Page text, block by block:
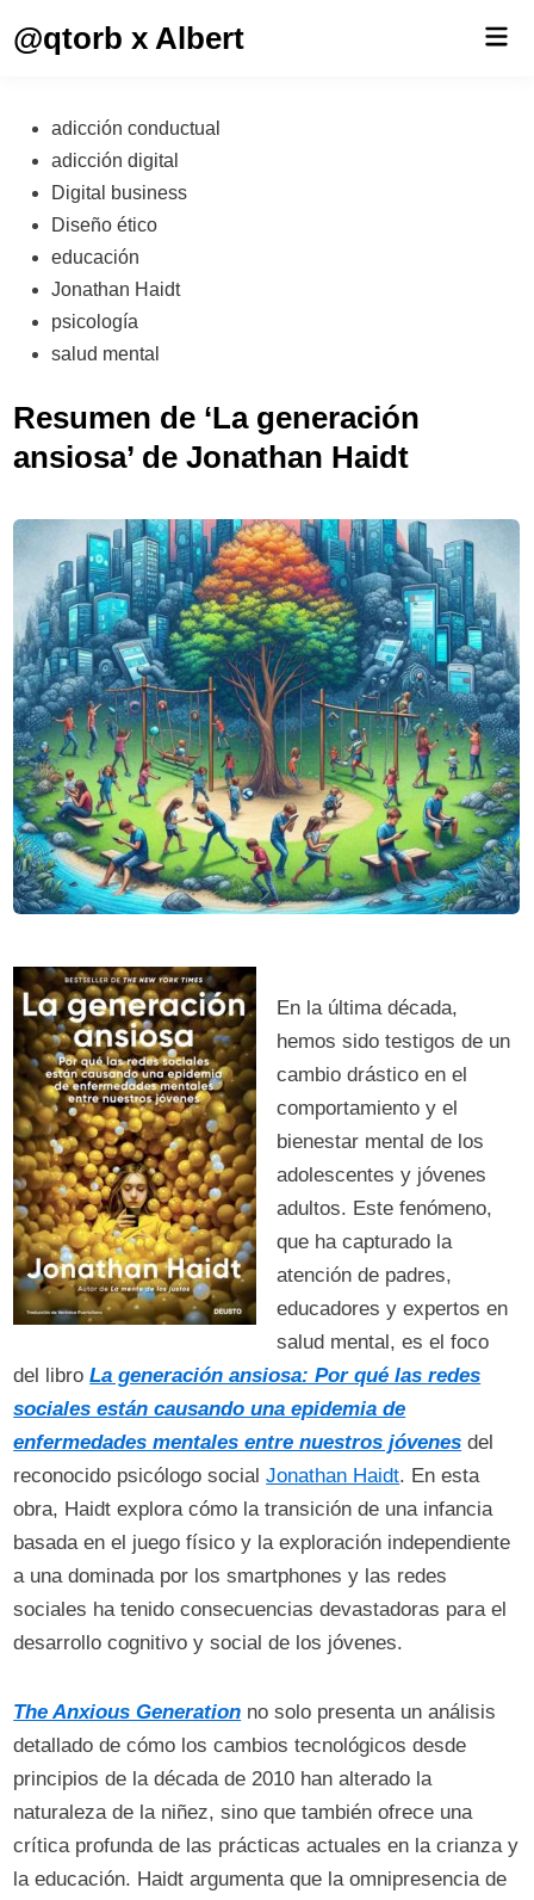
@qtorb x Albert
Publicado
en
adicción conductual
adicción digital
Digital business
Diseño ético
educación
Jonathan Haidt
psicología
salud mental
Resumen de ‘La generación
ansiosa’ de Jonathan Haidt
En la última década,
hemos sido testigos de un
cambio drástico en el
comportamiento y el
bienestar mental de los
adolescentes y jóvenes
adultos. Este fenómeno,
que ha capturado la
atención de padres,
educadores y expertos en
salud mental, es el foco
del libroLa generación ansiosa: Por qué las redes
sociales están causando una epidemia de
enfermedades mentales entre nuestros jóvenes del
reconocido psicólogo socialJonathan Haidt. En esta
obra, Haidt explora cómo la transición de una infancia
basada en el juego físico y la exploración independiente
a una dominada por los smartphones y las redes
sociales ha tenido consecuencias devastadoras para el
desarrollo cognitivo y social de los jóvenes.
The Anxious Generation no solo presenta un análisis
detallado de cómo los cambios tecnológicos desde
principios de la década de 2010 han alterado la
naturaleza de la niñez, sino que también ofrece una
crítica profunda de las prácticas actuales en la crianza y
la educación. Haidt argumenta que la omnipresencia de